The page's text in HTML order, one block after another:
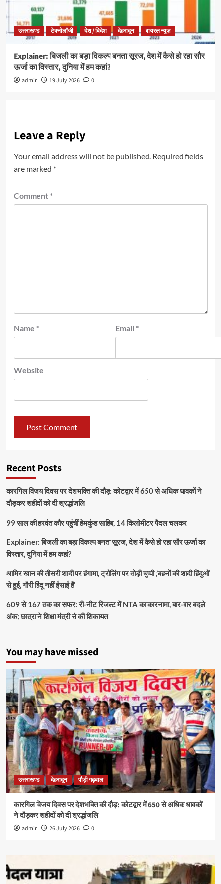
उत्तराखण्ड टेक्नोलॉजी देश / विदेश देहरादून वायरल न्यूज़
Explainer: बिजली का बड़ा विकल्प बनता सूरज, देश में कैसे हो रहा सौर
ऊर्जा का विस्तार, दुनिया में हम कहां?
admin 19 July 2026 0
Leave a Reply
Your email address will not be published. Required fields
are marked *
Comment *
Name * Email *
Website
Recent Posts
कारगिल विजय दिवस पर देशभक्ति की दौड़: कोटद्वार में 650 से अधिक धावकों ने
दौड़कर शहीदों को दी श्रद्धांजलि
99 साल की हरवंत कौर पहुंचीं हेमकुंड साहिब, 14 किलोमीटर पैदल चलकर
Explainer: बिजली का बड़ा विकल्प बनता सूरज, देश में कैसे हो रहा सौर ऊर्जा का
विस्तार, दुनिया में हम कहां?
आमिर खान की तीसरी शादी पर हंगामा, ट्रोलिंग पर तोड़ी चुप्पी ,’बहनों की शादी हिंदुओं
से हुई, गौरी हिंदू नहीं ईसाई हैं’
609 से 167 तक का सफर: री-नीट रिजल्ट में NTA का कारनामा, बार-बार बदले
अंक; छात्रा ने शिक्षा मंत्री से की शिकायत
You may have missed
उत्तराखण्ड देहरादून पौड़ी गढ़वाल
कारगिल विजय दिवस पर देशभक्ति की दौड़: कोटद्वार में 650 से अधिक धावकों
ने दौड़कर शहीदों को दी श्रद्धांजलि
admin 26 July 2026 0